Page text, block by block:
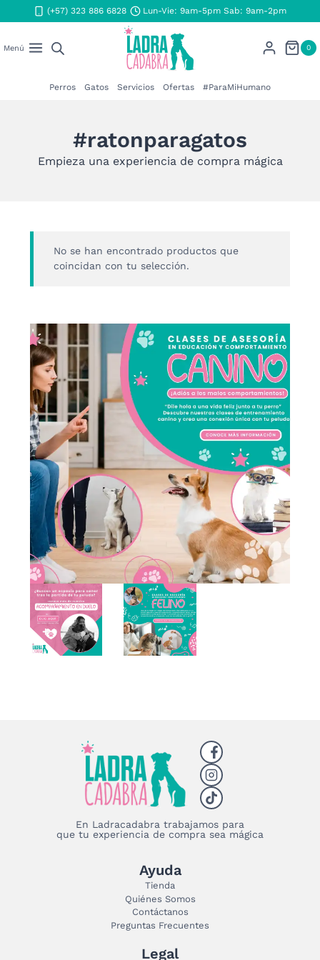
al
(+57) 323 886 6828 Lun-Vie: 9am-5pm Sab: 9am-2pm
Menú 0
Perros Gatos Servicios Ofertas #ParaMiHumano
#ratonparagatos
Empieza una experiencia de compra mágica
No se han encontrado productos que
coincidan con tu selección.
En Ladracadabra trabajamos para
que tu experiencia de compra sea mágica
Ayuda
Tienda
Quiénes Somos
Contáctanos
Preguntas Frecuentes
Legal